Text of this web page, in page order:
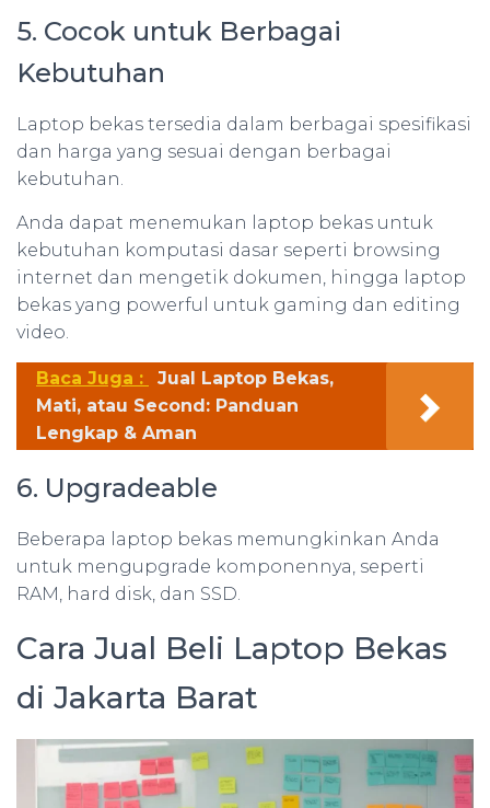
5. Cocok untuk Berbagai
Kebutuhan
Laptop bekas tersedia dalam berbagai spesifikasi
dan harga yang sesuai dengan berbagai
kebutuhan.
Anda dapat menemukan laptop bekas untuk
kebutuhan komputasi dasar seperti browsing
internet dan mengetik dokumen, hingga laptop
bekas yang powerful untuk gaming dan editing
video.
Baca Juga :
Jual Laptop Bekas,
Mati, atau Second: Panduan
Lengkap & Aman
6. Upgradeable
Beberapa laptop bekas memungkinkan Anda
untuk mengupgrade komponennya, seperti
RAM, hard disk, dan SSD.
Cara Jual Beli Laptop Bekas
di Jakarta Barat